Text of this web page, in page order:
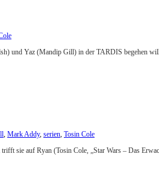
und Yaz (Mandip Gill) in der TARDIS begehen
Mark Addy, serien Tosin Cole
sie auf Ryan (Tosin Cole, „Star Wars – Das